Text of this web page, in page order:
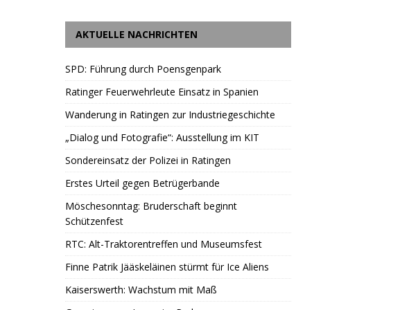
AKTUELLE NACHRICHTEN
SPD: Führung durch Poensgenpark
Ratinger Feuerwehrleute Einsatz in Spanien
Wanderung in Ratingen zur Industriegeschichte
„Dialog und Fotografie“: Ausstellung im KIT
Sondereinsatz der Polizei in Ratingen
Erstes Urteil gegen Betrügerbande
Möschesonntag: Bruderschaft beginnt
Schützenfest
RTC: Alt-Traktorentreffen und Museumsfest
Finne Patrik Jääskeläinen stürmt für Ice Aliens
Kaiserswerth: Wachstum mit Maß